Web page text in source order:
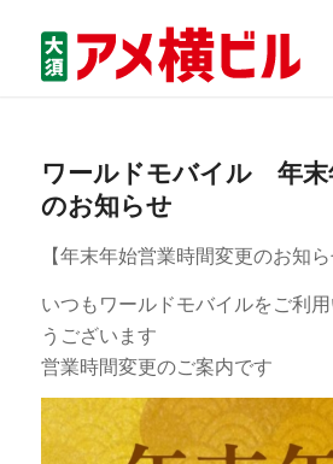
ワールドモバイル 年末
のお知らせ
【年末年始営業時間変更のお知ら
いつもワールドモバイルをご利
うございます
営業時間変更のご案内です